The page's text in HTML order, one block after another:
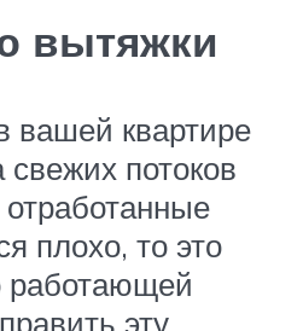
вытяжки
вашей квартире
свежих потоков
отработанные
плохо, то это
работающей
эту